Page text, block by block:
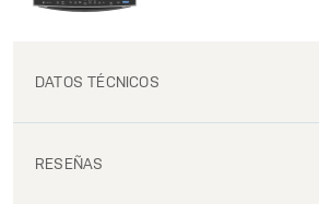
DATOS TÉCNICOS
RESEÑAS